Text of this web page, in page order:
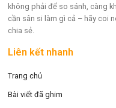
không phải để so sánh, càng
cần sân si làm gì cả – hãy coi
chia sẻ.
Liên kết nhanh
Trang chủ
Bài viết đã ghim